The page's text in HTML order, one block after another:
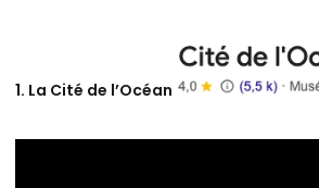
1. La Cité de l’Océan